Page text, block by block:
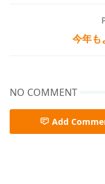
今年も
NO COMMENT
Add